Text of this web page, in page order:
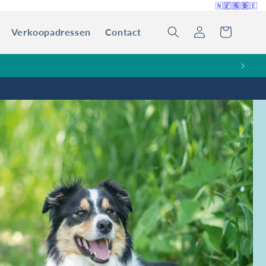
🇳🇱🇫🇷🇬🇧🇩🇪
Verkoopadressen Contact InloggenWinkelwagen